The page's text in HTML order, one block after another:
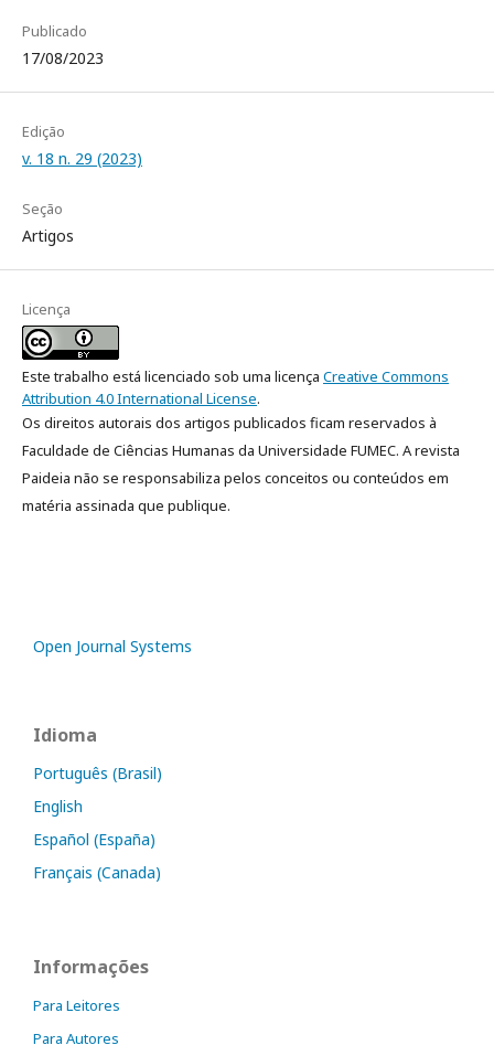
Publicado
17/08/2023
Edição
v. 18 n. 29 (2023)
Seção
Artigos
Licença
Este trabalho está licenciado sob uma licença Creative Commons
Attribution 4.0 International License.
Os direitos autorais dos artigos publicados ficam reservados à
Faculdade de Ciências Humanas da Universidade FUMEC. A revista
Paideia não se responsabiliza pelos conceitos ou conteúdos em
matéria assinada que publique.
Open Journal Systems
Idioma
Português (Brasil)
English
Español (España)
Français (Canada)
Informações
Para Leitores
Para Autores